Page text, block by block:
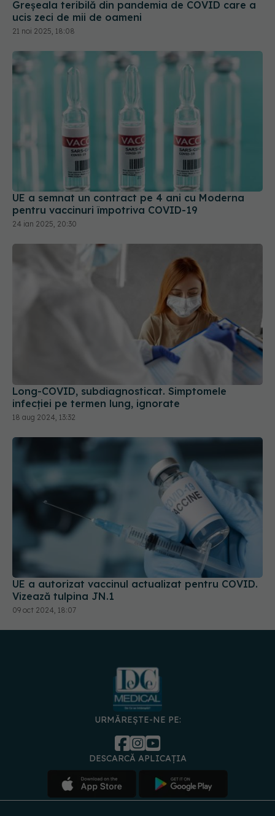
21 noi 2025, 18:08
UE a semnat un contract pe 4 ani cu Moderna
pentru vaccinuri împotriva COVID-19
24 ian 2025, 20:30
Long-COVID, subdiagnosticat. Simptomele
18 aug 2024, 13:32
UE a autorizat vaccinul actualizat pentru COVID.
Vizează tulpina JN.1
09 oct 2024, 18:07
URMĂREȘTE-NE PE:
DESCARCĂ APLICAȚIA
Medici și Politica de
Politica Gestionați Contact